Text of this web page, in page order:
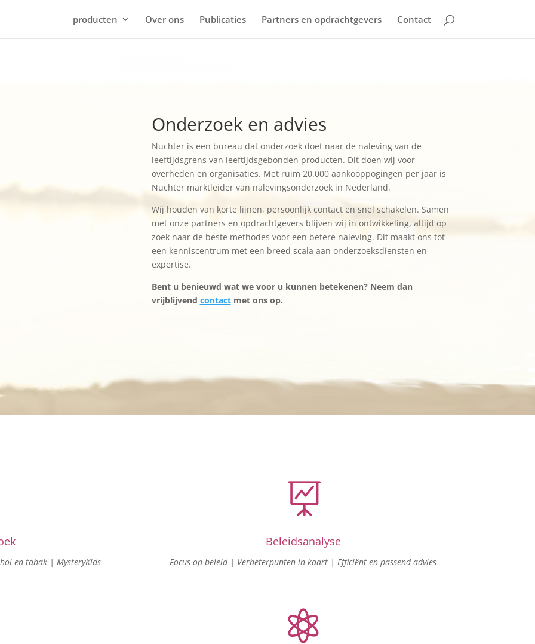
producten Over ons Publicaties Partners en opdrachtgevers Contact
Onderzoek en advies
Nuchter is een bureau dat onderzoek doet naar de naleving van de
leeftijdsgrens van leeftijdsgebonden producten. Dit doen wij voor
overheden en organisaties. Met ruim 20.000 aankooppogingen per jaar is
Nuchter marktleider van nalevingsonderzoek in Nederland.
Wij houden van korte lijnen, persoonlijk contact en snel schakelen. Samen
met onze partners en opdrachtgevers blijven wij in ontwikkeling, altijd op
zoek naar de beste methodes voor een betere naleving. Dit maakt ons tot
een kenniscentrum met een breed scala aan onderzoeksdiensten en
expertise.
Bent u benieuwd wat we voor u kunnen betekenen? Neem dan
vrijblijvend contactmet ons op.
en tabak | MysteryKids

Beleidsanalyse
Focus op beleid | Verbeterpunten in kaart | Efficiënt en passend advies
